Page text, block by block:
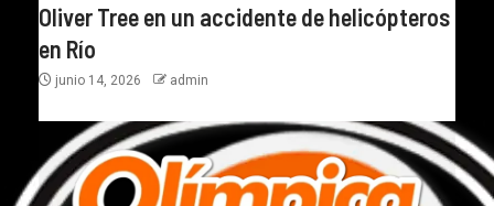
Oliver Tree en un accidente de helicópteros
en Río
junio 14, 2026 admin